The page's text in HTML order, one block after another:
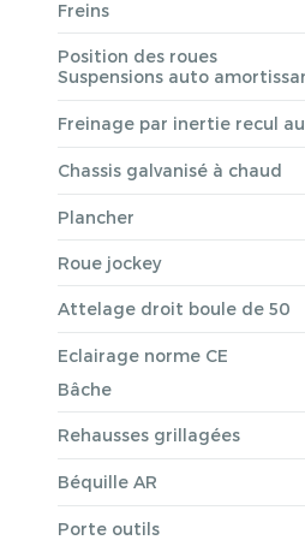
Freins
Position des roues
Suspensions auto
Freinage par inertie recul
Chassis galvanisé à chaud
Plancher
Roue jockey
Attelage droit boule de 50
Eclairage norme CE
Bâche
Rehausses grillagées
Béquille AR
Porte outils